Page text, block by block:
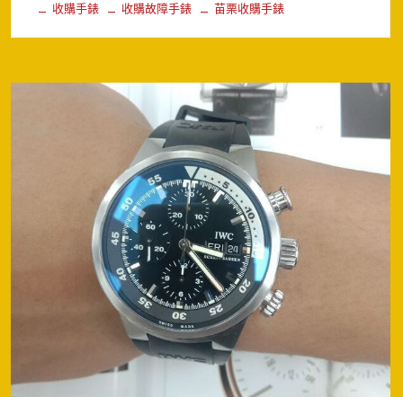
收購手錶
收購故障手錶 苗栗收購手錶